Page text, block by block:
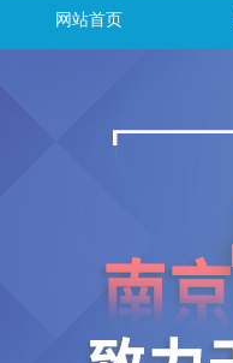
网站首页